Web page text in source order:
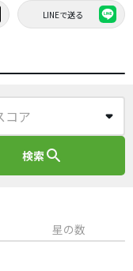
LINEで送る
検索search
星の数